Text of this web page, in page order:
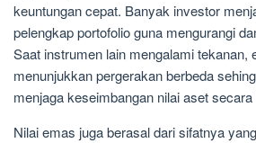
keuntungan cepat. Banyak investor
pelengkap portofolio guna mengurangi
Saat instrumen lain mengalami tekanan,
menunjukkan pergerakan berbeda
menjaga keseimbangan nilai aset
Nilai emas juga berasal dari sifatnya